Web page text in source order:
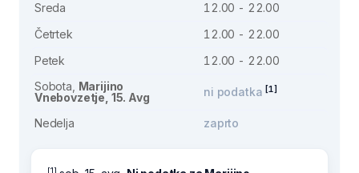
Sreda
12.00 - 22.00
Četrtek
12.00 - 22.00
Petek
12.00 - 22.00
Sobota, Marijino
Vnebovzetje, 15. Avg
ni podatka [1]
Nedelja zaprto
[1]